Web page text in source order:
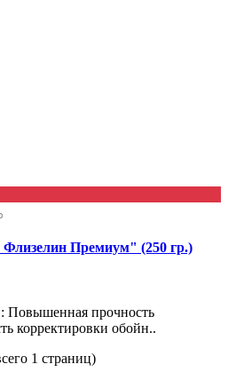
Премиум" (250 гр.)
Повышенная прочность
корректировки обойн..
1 страниц)